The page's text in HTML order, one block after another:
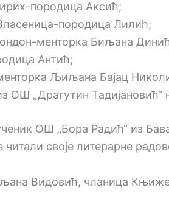
породица Аксић;
породица Лилић;
менторка Биљана
Антић;
Љиљана Бајац
ОШ „Драгутин
ОШ „Бора Радић“ из
своје литерарне
Видовић, чланица